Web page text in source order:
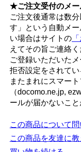
★ご注文受付のメー
ご注文後通常は数
す」という自動メ
い場合はサイトの
えてその旨ご連絡く
ご登録いただいた
拒否設定をされてい
またまれにスマー
（docomo.ne.jp,
ールが届かないこと
この商品について
この商品を友達に教